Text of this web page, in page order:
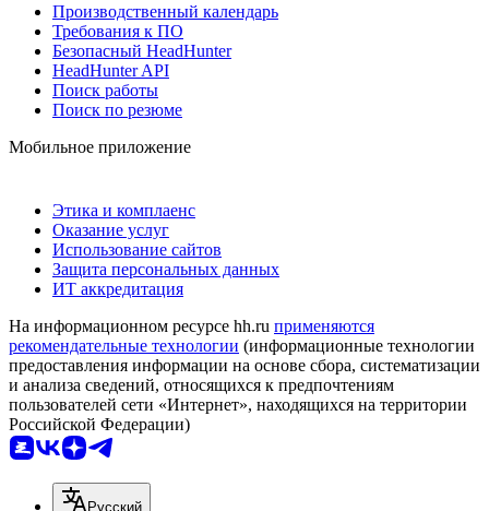
Производственный календарь
Требования к ПО
Безопасный HeadHunter
HeadHunter API
Поиск работы
Поиск по резюме
Мобильное приложение
Этика и комплаенс
Оказание услуг
Использование сайтов
Защита персональных данных
ИТ аккредитация
На информационном ресурсе hh.ru применяются
рекомендательные технологии (информационные технологии
предоставления информации на основе сбора, систематизации
и анализа сведений, относящихся к предпочтениям
пользователей сети «Интернет», находящихся на территории
Российской Федерации)
Русский